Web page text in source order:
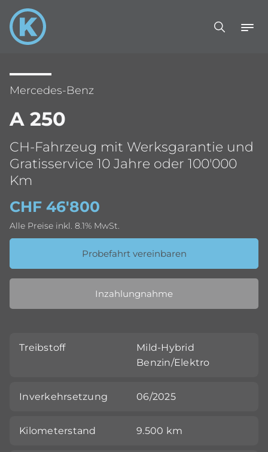
Mercedes-Benz
A 250
CH-Fahrzeug mit Werksgarantie und
Gratisservice 10 Jahre oder 100'000
Km
CHF 46'800
Alle Preise inkl. 8.1% MwSt.
Probefahrt vereinbaren
Inzahlungnahme
Treibstoff
Mild-Hybrid
Benzin/Elektro
Inverkehrsetzung 06/2025
Kilometerstand 9.500 km